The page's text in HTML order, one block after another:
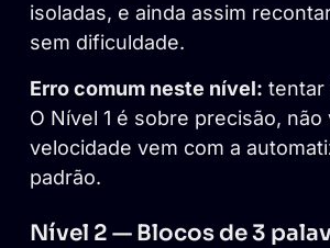
isoladas, e ainda assim
sem dificuldade.
Erro comum neste nível: tentar
O Nível 1 é sobre precisão, não
velocidade vem com a
padrão.
Nível 2 — Blocos de 3